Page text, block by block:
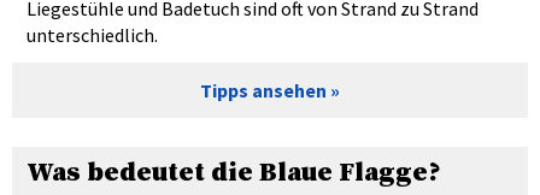
Liegestühle und Badetuch sind oft von Strand zu Strand
unterschiedlich.
Tipps ansehen
Was bedeutet die Blaue Flagge?